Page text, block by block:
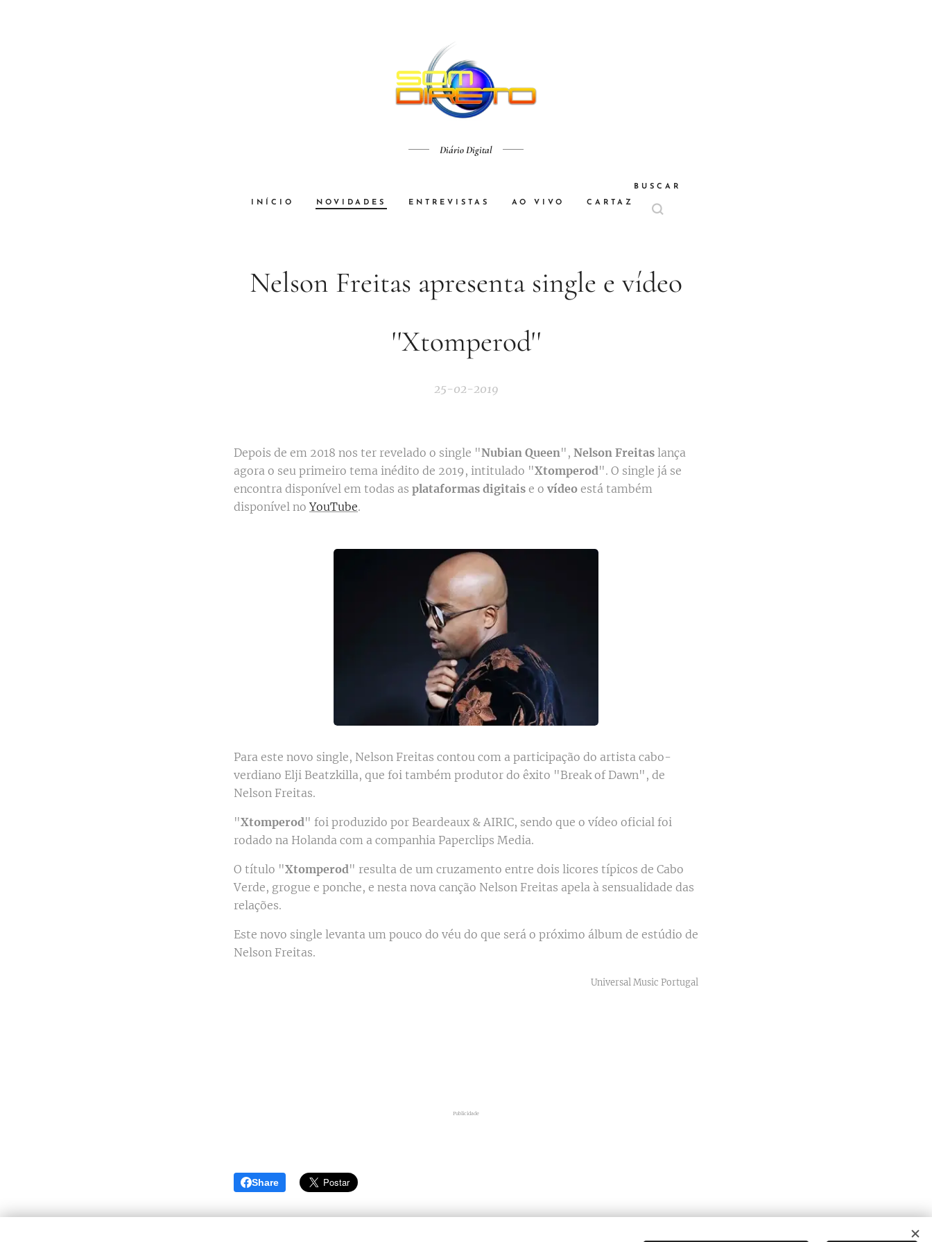
Diário Digital
INÍCIO NOVIDADES ENTREVISTAS AO VIVO CARTAZ
BUSCAR
Nelson Freitas apresenta single e vídeo
''Xtomperod''
25-02-2019
Depois de em 2018 nos ter revelado o single "Nubian Queen", Nelson Freitas lança
agora o seu primeiro tema inédito de 2019, intitulado "Xtomperod". O single já se
encontra disponível em todas as plataformas digitais e o vídeo está também
disponível noYouTube.
Para este novo single, Nelson Freitas contou com a participação do artista cabo-
verdiano Elji Beatzkilla, que foi também produtor do êxito "Break of Dawn", de
Nelson Freitas.
"Xtomperod" foi produzido por Beardeaux & AIRIC, sendo que o vídeo oficial foi
rodado na Holanda com a companhia Paperclips Media.
O título "Xtomperod" resulta de um cruzamento entre dois licores típicos de Cabo
Verde, grogue e ponche, e nesta nova canção Nelson Freitas apela à sensualidade das
relações.
Este novo single levanta um pouco do véu do que será o próximo álbum de estúdio de
Nelson Freitas.
Universal Music Portugal
Publicidade
Share